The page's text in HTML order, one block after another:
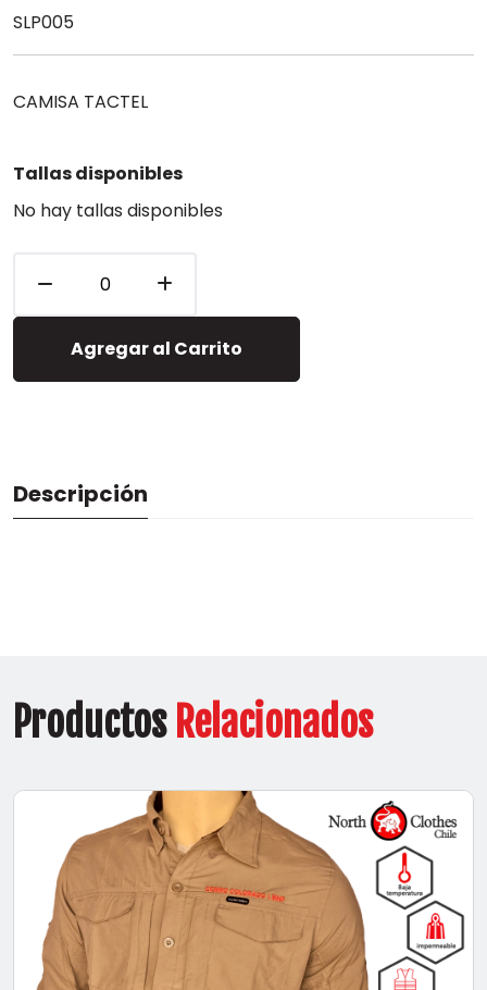
SLP005
CAMISA TACTEL
Tallas disponibles
No hay tallas disponibles
Agregar al Carrito
Descripción
Productos Relacionados